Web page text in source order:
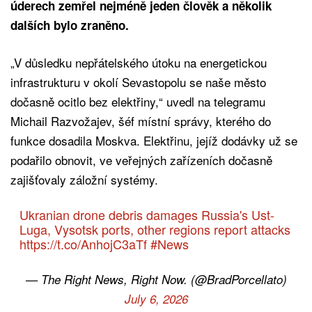
úderech zemřel nejméně jeden člověk a několik
dalších bylo zraněno.
„V důsledku nepřátelského útoku na energetickou
infrastrukturu v okolí Sevastopolu se naše město
dočasně ocitlo bez elektřiny,“ uvedl na telegramu
Michail Razvožajev, šéf místní správy, kterého do
funkce dosadila Moskva. Elektřinu, jejíž dodávky už se
podařilo obnovit, ve veřejných zařízeních dočasně
zajišťovaly záložní systémy.
Ukranian drone debris damages Russia's Ust-
Luga, Vysotsk ports, other regions report attacks
https://t.co/AnhojC3aTf #News
— The Right News, Right Now. (@BradPorcellato)
July 6, 2026